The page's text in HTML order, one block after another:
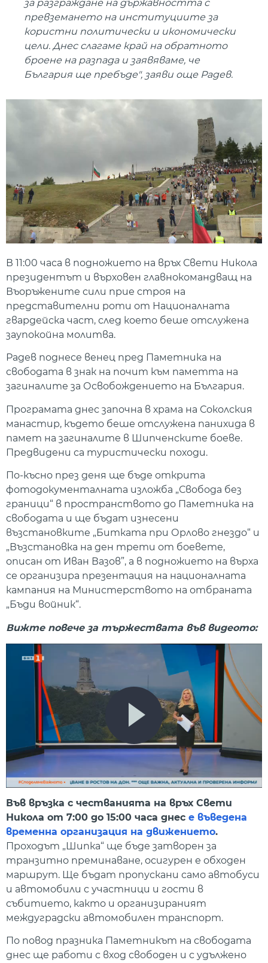
за разграждане на държавността с
превземането на институциите за
користни политически и икономически
цели. Днес слагаме край на обратното
броене на разпада и заявяваме, че
България ще пребъде", заяви още Радев.
В 11:00 часа в подножието на връх Свети Никола
президентът и върховен главнокомандващ на
Въоръжените сили прие строя на
представителни роти от Националната
гвардейска част, след което беше отслужена
заупокойна молитва.
Радев поднесе венец пред Паметника на
свободата в знак на почит към паметта на
загиналите за Освобождението на България.
Програмата днес започна в храма на Соколския
манастир, където беше отслужена панихида в
памет на загиналите в Шипченските боеве.
Предвидени са туристически походи.
По-късно през деня ще бъде открита
фотодокументалната изложба „Свобода без
граници“ в пространството до Паметника на
свободата и ще бъдат изнесени
възстановките „Битката при Орлово гнездо“ и
„Възстановка на ден трети от боевете,
описан от Иван Вазов”, а в подножието на върха
се организира презентация на националната
кампания на Министерството на отбраната
„Бъди войник“.
Вижте повече за тържествата във видеото:
Във връзка с честванията на връх Свети
Никола от 7:00 до 15:00 часа днес е въведена
временна организация на движението.
Проходът „Шипка“ ще бъде затворен за
транзитно преминаване, осигурен е обходен
маршрут. Ще бъдат пропускани само автобуси
и автомобили с участници и гости в
събитието, както и организираният
междуградски автомобилен транспорт.
По повод празника Паметникът на свободата
днес ще работи с вход свободен и с удължено